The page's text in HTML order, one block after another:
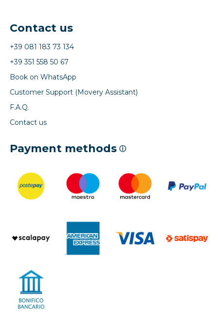
Contact us
+39 081 183 73 134
+39 351 558 50 67
Book on WhatsApp
Customer Support (Movery Assistant)
F.A.Q.
Contact us
Payment methods ⓘ